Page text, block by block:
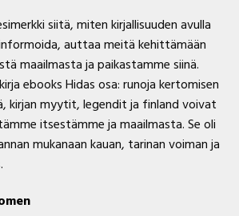
siitä, miten kirjallisuuden avulla
auttaa meitä kehittämään
maailmasta ja paikastamme siinä.
ebooks Hidas osa: runoja kertomisen
kirjan myytit, legendit ja finland voivat
itsestämme ja maailmasta. Se oli
mukanaan kauan, tarinan voiman ja